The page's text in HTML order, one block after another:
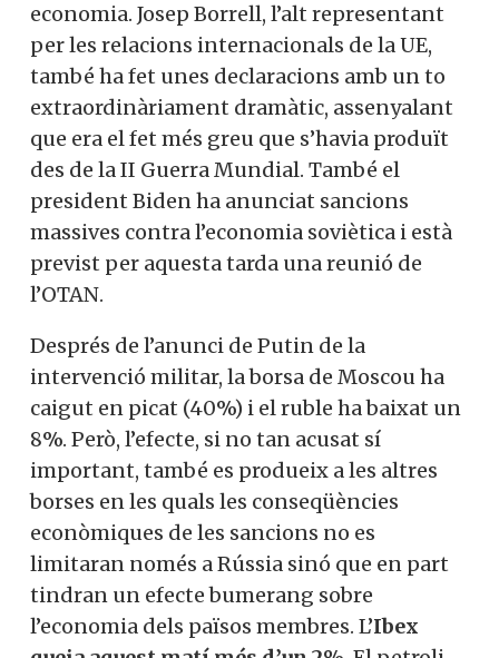
economia. Josep Borrell, l’alt representant
per les relacions internacionals de la UE,
també ha fet unes declaracions amb un to
extraordinàriament dramàtic, assenyalant
que era el fet més greu que s’havia produït
des de la II Guerra Mundial. També el
president Biden ha anunciat sancions
massives contra l’economia soviètica i està
previst per aquesta tarda una reunió de
l’OTAN.
Després de l’anunci de Putin de la
intervenció militar, la borsa de Moscou ha
caigut en picat (40%) i el ruble ha baixat un
8%. Però, l’efecte, si no tan acusat sí
important, també es produeix a les altres
borses en les quals les conseqüències
econòmiques de les sancions no es
limitaran només a Rússia sinó que en part
tindran un efecte bumerang sobre
l’economia dels països membres. L’Ibex